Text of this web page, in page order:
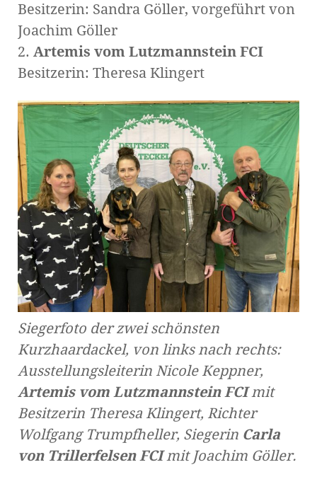
Besitzerin: Sandra Göller, vorgeführt von
Joachim Göller
2. Artemis vom Lutzmannstein FCI
Besitzerin: Theresa Klingert
Siegerfoto der zwei schönsten
Kurzhaardackel, von links nach rechts:
Ausstellungsleiterin Nicole Keppner,
Artemis vom Lutzmannstein FCImit
Besitzerin Theresa Klingert, Richter
Wolfgang Trumpfheller, Siegerin Carla
von Trillerfelsen FCImit Joachim Göller.